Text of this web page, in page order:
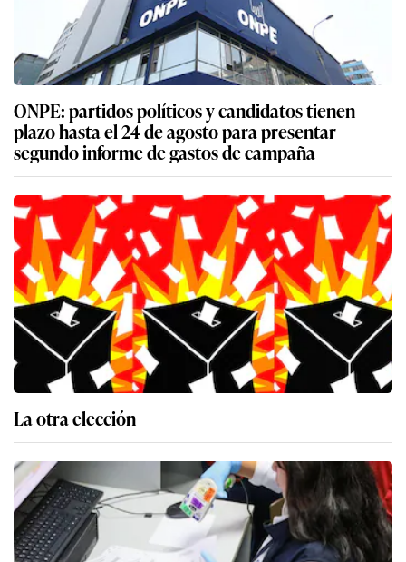
ONPE: partidos políticos y candidatos tienen
plazo hasta el 24 de agosto para presentar
segundo informe de gastos de campaña
La otra elección